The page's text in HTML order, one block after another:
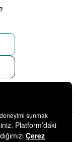
Saklıdır.